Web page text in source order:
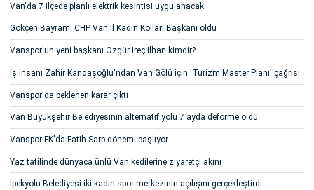
Van'da 7 ilçede planlı elektrik kesintisi uygulanacak
Gökçen Bayram, CHP Van İl Kadın Kolları Başkanı oldu
Vanspor'un yeni başkanı Özgür İreç İlhan kimdir?
İş insanı Zahir Kandaşoğlu'ndan Van Gölü için 'Turizm Master Planı' çağrısı
Vanspor'da beklenen karar çıktı
Van Büyükşehir Belediyesinin alternatif yolu 7 ayda deforme oldu
Vanspor FK'da Fatih Sarp dönemi başlıyor
Yaz tatilinde dünyaca ünlü Van kedilerine ziyaretçi akını
İpekyolu Belediyesi iki kadın spor merkezinin açılışını gerçekleştirdi